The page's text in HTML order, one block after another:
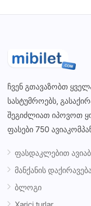
ჩვენ გთავაზობთ
სასტუმროებს,
შეგიძლიათ იპოვოთ
ფასები 750
ფასდაკლებით
მანქანის
ბლოგი